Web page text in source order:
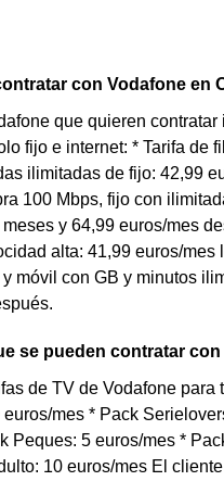
con Vodafone en
que quieren
fijo e internet: * Tarifa
ilimitadas de fijo: 42,99
100 Mbps, fijo con
y 64,99 euros/mes
alta: 41,99 euros/
móvil con GB y minutos
se pueden contratar
de TV de Vodafone
mes * Pack
Peques: 5 euros/mes *
10 euros/mes El